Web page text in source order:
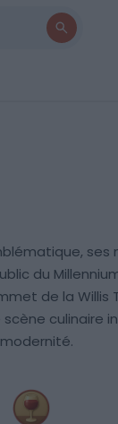
du
de la
culinaire